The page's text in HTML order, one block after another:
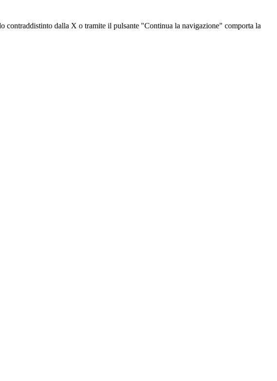
contraddistinto dalla X o tramite il pulsante "Continua la navigazione" comporta la